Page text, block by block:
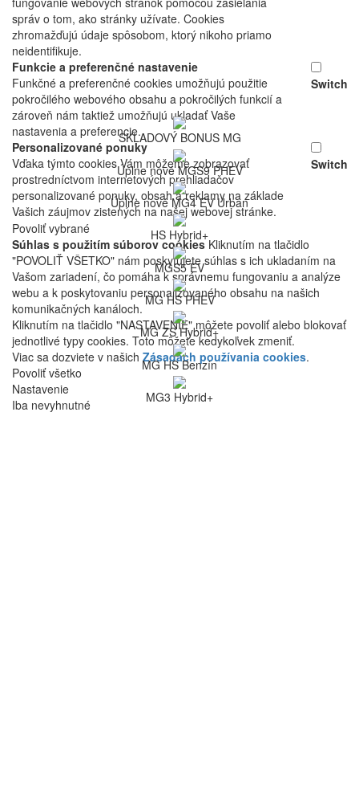
SKLADOVÝ BONUS MG
Úplne nové MGS9 PHEV
Úplne nové MG4 EV Urban
HS Hybrid+
MGS5 EV
MG HS PHEV
MG ZS Hybrid+
MG HS Benzín
MG3 Hybrid+
správ o tom, ako stránky užívate. Cookies
zhromažďujú údaje spôsobom, ktorý nikoho priamo
neidentifikuje.
Funkcie a preferenčné nastavenie
Funkčné a preferenčné cookies umožňujú použitie
pokročilého webového obsahu a pokročilých funkcií a
zároveň nám taktiež umožňujú ukladať Vaše
nastavenia a preferencie.
Switch
Personalizované ponuky
Vďaka týmto cookies Vám môžeme zobrazovať
prostredníctvom internetových prehliadačov
personalizované ponuky, obsah a reklamy na základe
Vašich záujmov zistených na našej webovej stránke.
Switch
Povoliť vybrané
Súhlas s použitím súborov cookiesKliknutím na tlačidlo
"POVOLIŤ VŠETKO" nám poskytujete súhlas s ich ukladaním na
Vašom zariadení, čo pomáha k správnemu fungovaniu a analýze
webu a k poskytovaniu personalizovaného obsahu na našich
komunikačných kanáloch.
Kliknutím na tlačidlo "NASTAVENIE" môžete povoliť alebo blokovať
jednotlivé typy cookies. Toto môžete kedykoľvek zmeniť.
Viac sa dozviete v našich Zásadách používania cookies.
Povoliť všetko
Nastavenie
Iba nevyhnutné